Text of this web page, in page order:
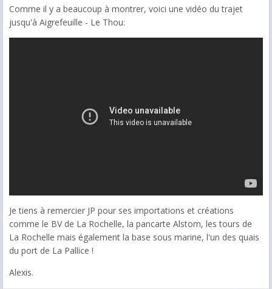
Comme il y a beaucoup à montrer, voici une vidéo du trajet
jusqu'à Aigrefeuille - Le Thou:
Je tiens à remercier JP pour ses importations et créations
comme le BV de La Rochelle, la pancarte Alstom, les tours de
La Rochelle mais également la base sous marine, l'un des quais
du port de La Pallice !
Alexis.